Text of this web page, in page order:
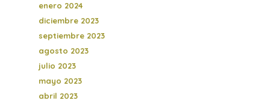
enero 2024
diciembre 2023
septiembre 2023
agosto 2023
julio 2023
mayo 2023
abril 2023